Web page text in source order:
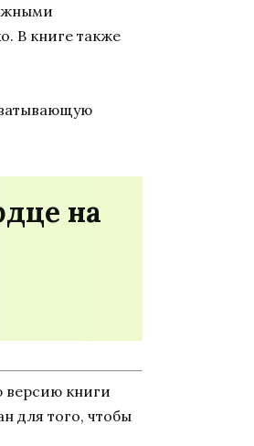
В книге также
на
версию книги
для того, чтобы